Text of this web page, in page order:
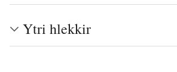
Ytri hlekkir